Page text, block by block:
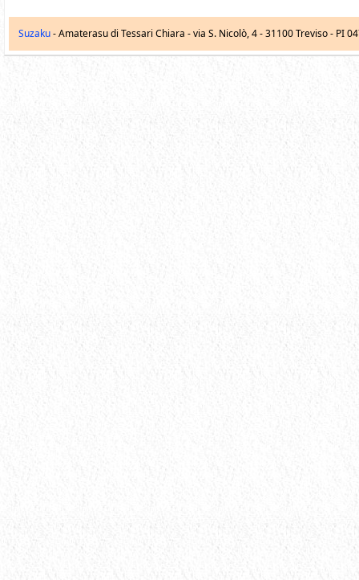
Suzaku- Amaterasu di Tessari Chiara -via S. Nicolò, 4-31100 Treviso - PI